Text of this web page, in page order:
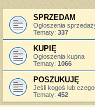
SPRZEDAM
Ogłoszenia
Tematy: 337
KUPIĘ
Ogłoszenia kupna
Tematy: 1066
POSZUKUJĘ
Jeśli kogoś lub
Tematy: 452